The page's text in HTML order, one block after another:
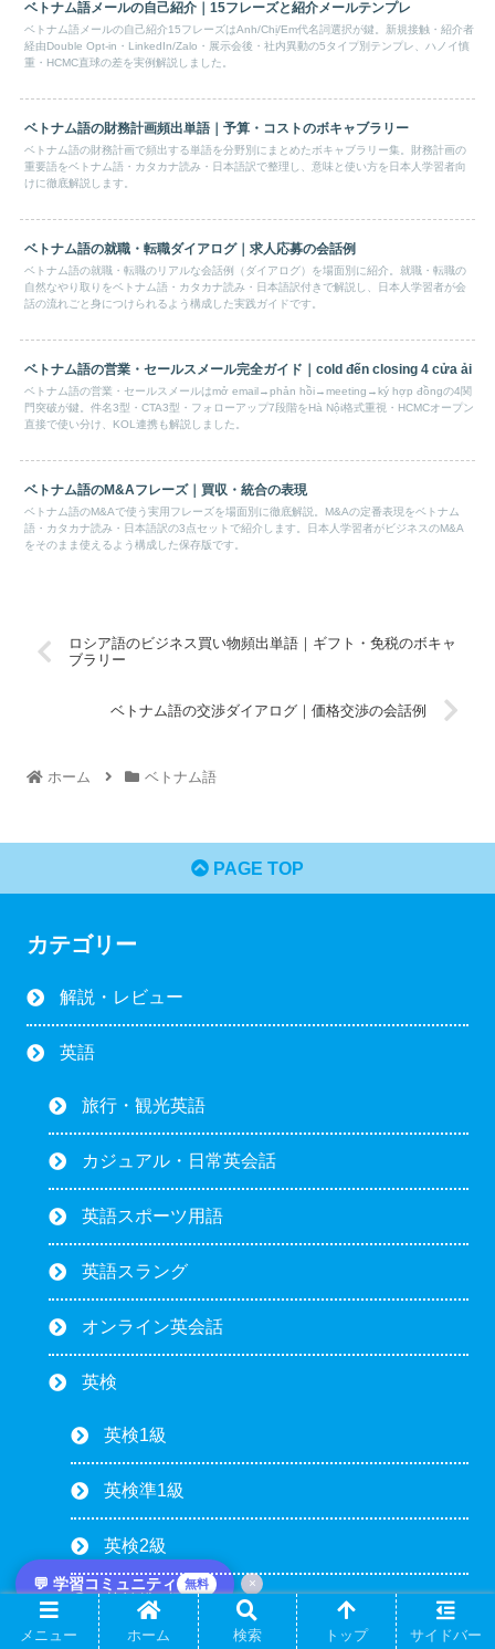
💬 学習コミュニティ 無料 ×
ベトナム語メールの自己紹介｜15フレーズと紹介メールテンプレ
ベトナム語メールの自己紹介15フレーズはAnh/Chị/Em代名詞選択が鍵。新規接触・紹介者
経由Double Opt-in・LinkedIn/Zalo・展示会後・社内異動の5タイプ別テンプレ、ハノイ慎
重・HCMC直球の差を実例解説しました。
ベトナム語の財務計画頻出単語｜予算・コストのボキャブラリー
ベトナム語の財務計画で頻出する単語を分野別にまとめたボキャブラリー集。財務計画の
重要語をベトナム語・カタカナ読み・日本語訳で整理し、意味と使い方を日本人学習者向
けに徹底解説します。
ベトナム語の就職・転職ダイアログ｜求人応募の会話例
ベトナム語の就職・転職のリアルな会話例（ダイアログ）を場面別に紹介。就職・転職の
自然なやり取りをベトナム語・カタカナ読み・日本語訳付きで解説し、日本人学習者が会
話の流れごと身につけられるよう構成した実践ガイドです。
ベトナム語の営業・セールスメール完全ガイド｜cold đến closing 4 cửa ải
ベトナム語の営業・セールスメールはmở email→phản hồi→meeting→ký hợp đồngの4関
門突破が鍵。件名3型・CTA3型・フォローアップ7段階をHà Nội格式重視・HCMCオープン
直接で使い分け、KOL連携も解説しました。
ベトナム語のM&Aフレーズ｜買収・統合の表現
ベトナム語のM&Aで使う実用フレーズを場面別に徹底解説。M&Aの定番表現をベトナム
語・カタカナ読み・日本語訳の3点セットで紹介します。日本人学習者がビジネスのM&A
をそのまま使えるよう構成した保存版です。
ロシア語のビジネス買い物頻出単語｜ギフト・免税のボキャ
ブラリー
ベトナム語の交渉ダイアログ｜価格交渉の会話例
ホーム ベトナム語
PAGE TOP
カテゴリー
解説・レビュー
英語
旅行・観光英語
カジュアル・日常英会話
英語スポーツ用語
英語スラング
オンライン英会話
英検
英検1級
英検準1級
英検2級
英検準2級
メニュー ホーム 検索 トップ サイドバー